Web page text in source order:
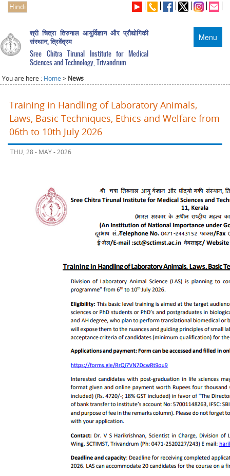
Hindi
Menu
श्री चित्रा तिरुनाल आयुर्विज्ञान और प्रौद्योगिकी
संस्थान, त्रिवेंद्रम
Sree Chitra Tirunal Institute for Medical
Sciences and Technology, Trivandrum
You are here : Home > News
Training in Handling of Laboratory Animals,
Laws, Basic Techniques, Ethics and Welfare from
06th to 10th July 2026
THU, 28 - MAY - 2026